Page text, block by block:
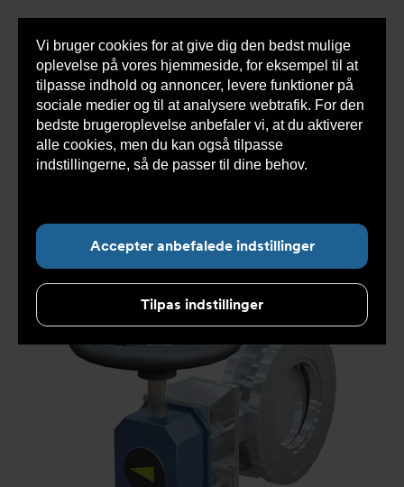
Vi bruger cookies for at give dig den bedst mulige
oplevelse på vores hjemmeside, for eksempel til at
tilpasse indhold og annoncer, levere funktioner på
sociale medier og til at analysere webtrafik. For den
bedste brugeroplevelse anbefaler vi, at du aktiverer
alle cookies, men du kan også tilpasse
indstillingerne, så de passer til dine behov.
Accepter anbefalede indstillinger
Tilpas indstillinger
Du
her:
Armatec > Produkter > Ventiler
>
Butterflyventiler
> Excentrisk >
Somas butterflyventil
MTV